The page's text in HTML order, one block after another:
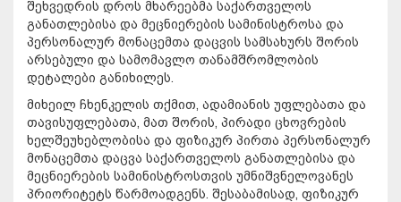
შეხვედრის დროს მხარეებმა საქართველოს
განათლებისა და მეცნიერების სამინისტროსა და
პერსონალურ მონაცემთა დაცვის სამსახურს შორის
არსებული და სამომავლო თანამშრომლობის
დეტალები განიხილეს.
მიხეილ ჩხენკელის თქმით, ადამიანის უფლებათა და
თავისუფლებათა, მათ შორის, პირადი ცხოვრების
ხელშეუხებლობისა და ფიზიკურ პირთა პერსონალურ
მონაცემთა დაცვა საქართველოს განათლებისა და
მეცნიერების სამინისტროსთვის უმნიშვნელოვანეს
პრიორიტეტს წარმოადგენს. შესაბამისად, ფიზიკურ